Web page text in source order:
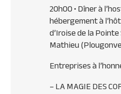
20h00 • Dîner à
hébergement à
d’Iroise de la
Mathieu
Entreprises à
– LAMAGIEDES